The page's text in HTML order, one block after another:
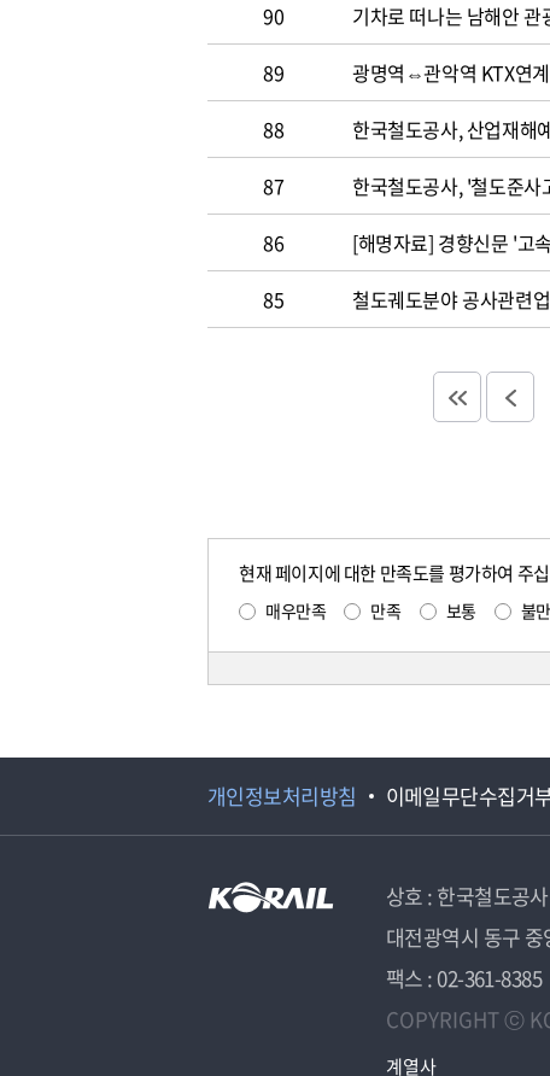
90
기차로 떠나는 남해안 관
89
광명역⇔관악역 KTX연
88
한국철도공사, 산업재해
87
한국철도공사, '철도준사
86
[해명자료] 경향신문 '고
85
철도궤도분야 공사관련
현재 페이지에 대한 만족도를 평가하여 주
매우만족 만족 보통 불
개인정보처리방침 이메일무단수집거
상호 : 한국철도공사
대전광역시 동구 중
팩스 : 02-361-8385
COPYRIGHT ⓒ
계열사